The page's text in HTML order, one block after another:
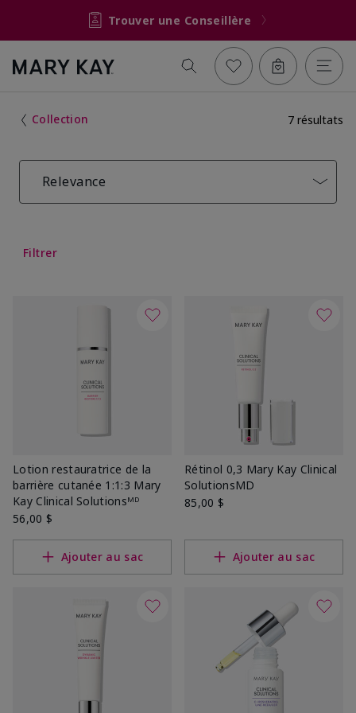
Trouver une Conseillère
Collection 7 résultats
Relevance
Filtrer
Lotion restauratrice de la
barrière cutanée 1:1:3 Mary
Kay Clinical Solutionsᴹᴰ
56,00 $
Ajouter au sac
Rétinol 0,3 Mary Kay Clinical
SolutionsMD
85,00 $
Ajouter au sac